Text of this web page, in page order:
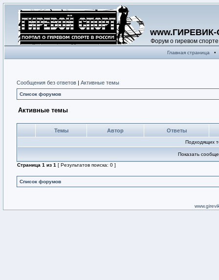
Форум о гиревом спорте
Главная страница •
Сообщения без ответов | Активные темы
Список форумов
Активные темы
Темы Автор Ответы
Подходящих
Показать
Страница 1 из 1 [ Результатов поиска: 0 ]
Список форумов